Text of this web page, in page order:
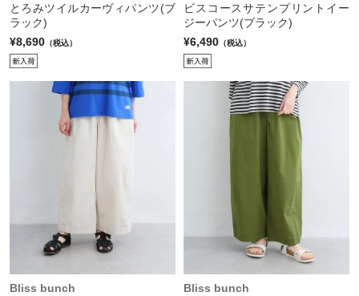
とろみツイルカーヴィパンツ(ブ
ラック)
¥8,690 （税込）
ビスコースサテンプリントイー
ジーパンツ(ブラック)
¥6,490 （税込）
Bliss bunch
Bliss bunch